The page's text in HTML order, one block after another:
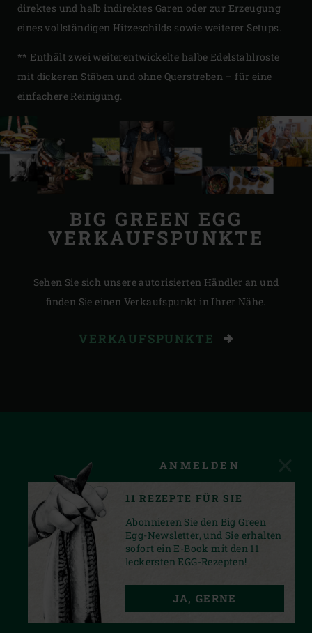
direktes und halb indirektes Garen oder zur Erzeugung
eines vollständigen Hitzeschilds sowie weiterer Setups.
** Enthält zwei weiterentwickelte halbe Edelstahlroste
mit dickeren Stäben und ohne Querstreben – für eine
einfachere Reinigung.
BIG GREEN EGG
VERKAUFSPUNKTE
Sehen Sie sich unsere autorisierten Händler an und
finden Sie einen Verkaufspunkt in Ihrer Nähe.
VERKAUFSPUNKTE
PRIVACY STATEMENT
ANMELDEN
11 REZEPTE FÜR SIE
Abonnieren Sie den Big Green
Egg-Newsletter, und Sie erhalten
sofort ein E-Book mit den 11
leckersten EGG-Rezepten!
JA, GERNE